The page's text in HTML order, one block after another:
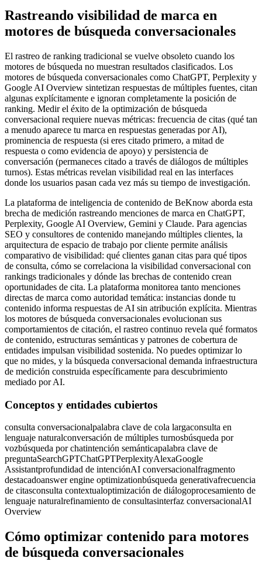
Rastreando visibilidad de marca en
motores de búsqueda conversacionales
El rastreo de ranking tradicional se vuelve obsoleto cuando los
motores de búsqueda no muestran resultados clasificados. Los
motores de búsqueda conversacionales como ChatGPT, Perplexity y
Google AI Overview sintetizan respuestas de múltiples fuentes, citan
algunas explícitamente e ignoran completamente la posición de
ranking. Medir el éxito de la optimización de búsqueda
conversacional requiere nuevas métricas: frecuencia de citas (qué tan
a menudo aparece tu marca en respuestas generadas por AI),
prominencia de respuesta (si eres citado primero, a mitad de
respuesta o como evidencia de apoyo) y persistencia de
conversación (permaneces citado a través de diálogos de múltiples
turnos). Estas métricas revelan visibilidad real en las interfaces
donde los usuarios pasan cada vez más su tiempo de investigación.
La plataforma de inteligencia de contenido de BeKnow aborda esta
brecha de medición rastreando menciones de marca en ChatGPT,
Perplexity, Google AI Overview, Gemini y Claude. Para agencias
SEO y consultores de contenido manejando múltiples clientes, la
arquitectura de espacio de trabajo por cliente permite análisis
comparativo de visibilidad: qué clientes ganan citas para qué tipos
de consulta, cómo se correlaciona la visibilidad conversacional con
rankings tradicionales y dónde las brechas de contenido crean
oportunidades de cita. La plataforma monitorea tanto menciones
directas de marca como autoridad temática: instancias donde tu
contenido informa respuestas de AI sin atribución explícita. Mientras
los motores de búsqueda conversacionales evolucionan sus
comportamientos de citación, el rastreo continuo revela qué formatos
de contenido, estructuras semánticas y patrones de cobertura de
entidades impulsan visibilidad sostenida. No puedes optimizar lo
que no mides, y la búsqueda conversacional demanda infraestructura
de medición construida específicamente para descubrimiento
mediado por AI.
Conceptos y entidades cubiertos
consulta conversacionalpalabra clave de cola largaconsulta en
lenguaje naturalconversación de múltiples turnosbúsqueda por
vozbúsqueda por chatintención semánticapalabra clave de
preguntaSearchGPTChatGPTPerplexityAlexaGoogle
Assistantprofundidad de intenciónAI conversacionalfragmento
destacadoanswer engine optimizationbúsqueda generativafrecuencia
de citasconsulta contextualoptimización de diálogoprocesamiento de
lenguaje naturalrefinamiento de consultasinterfaz conversacionalAI
Overview
Cómo optimizar contenido para motores
de búsqueda conversacionales